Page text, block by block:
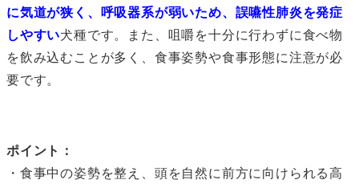
に気道が狭く、呼吸器系が弱いため、誤嚥性肺炎を発症
しやすい犬種です。また、咀嚼を十分に行わずに食べ物
を飲み込むことが多く、食事姿勢や食事形態に注意が必
要です。
ポイント：
・食事中の姿勢を整え、頭を自然に前方に向けられる高